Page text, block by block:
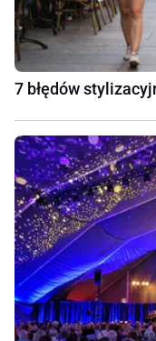
7 błędów